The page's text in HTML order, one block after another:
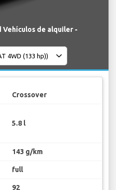
de alquiler -
Crossover
5.8 l
143 g/km
full
92